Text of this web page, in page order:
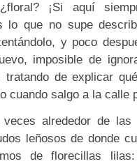
¡Si aquí
lo que no supe
y poco
imposible de
tratando de explicar
cuando salgo a la calle
alrededor de
leñosos de donde
de florecillas